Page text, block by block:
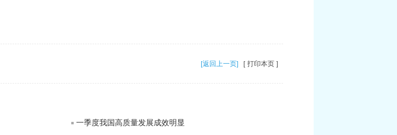
[返回上一页] [ 打印本页 ]
一季度我国高质量发展成效明显